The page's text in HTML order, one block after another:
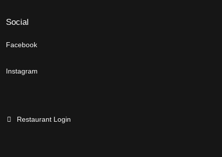
Social
Facebook
Instagram
Restaurant Login